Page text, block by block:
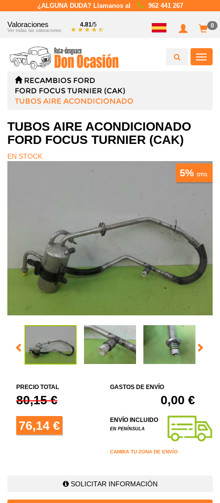
¿ALGUNA DUDA? Llamanos al 962 441 267
Valoraciones
Ver todas las valoraciones
4.81/5 0
RECAMBIOS FORD
FORD FOCUS TURNIER (CAK)
TUBOS AIRE ACONDICIONADO
TUBOS AIRE ACONDICIONADO
FORD FOCUS TURNIER (CAK)
EN STOCK
5% DTO.
PRECIO TOTAL
80,15 €
76,14 €
GASTOS DE ENVÍO
0,00 €
ENVÍO INCLUIDO
EN PENÍNSULA
CAMBIA TU ZONA DE ENVÍO
SOLICITAR INFORMACIÓN